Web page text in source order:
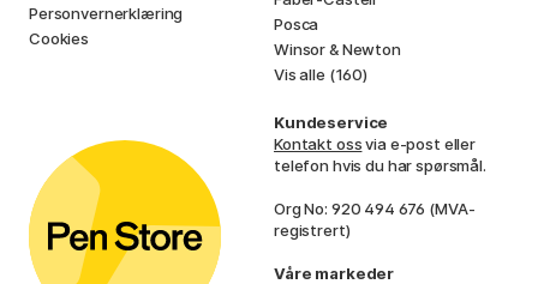
Personvernerklæring
Cookies
Posca
Winsor & Newton
Vis alle (160)
Kundeservice
Kontakt ossvia e-post eller
telefon hvis du har spørsmål.
Org No: 920 494 676 (MVA-
registrert)
Våre markeder